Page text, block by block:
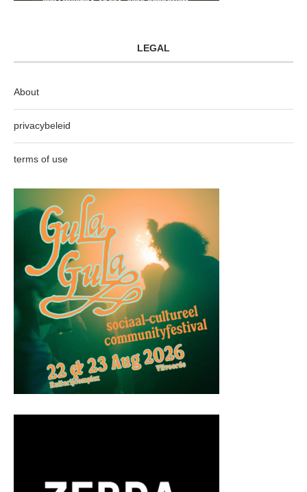
LEGAL
About
privacybeleid
terms of use